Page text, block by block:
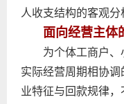
人收支结构的客观分
面向经营主体
为个体工商户
实际经营周期相协
业特征与回款规律